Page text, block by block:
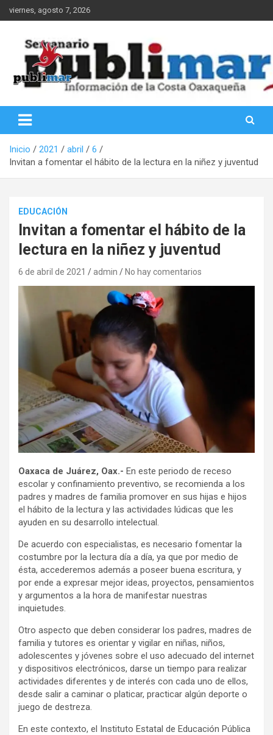
Saltar
al
viernes, agosto 7, 2026
PubliMar
Inicio 2021 abril
6
Invitan a fomentar el hábito de la lectura en la niñez y juventud
EDUCACIÓN
Invitan a fomentar el hábito de la
lectura en la niñez y juventud
6 de abril de 2021 admin No hay comentarios
Oaxaca de Juárez, Oax.- En este periodo de receso
escolar y confinamiento preventivo, se recomienda a los
padres y madres de familia promover en sus hijas e hijos
el hábito de la lectura y las actividades lúdicas que les
ayuden en su desarrollo intelectual.
De acuerdo con especialistas, es necesario fomentar la
costumbre por la lectura día a día, ya que por medio de
ésta, accederemos además a poseer buena escritura, y
por ende a expresar mejor ideas, proyectos, pensamientos
y argumentos a la hora de manifestar nuestras
inquietudes.
Otro aspecto que deben considerar los padres, madres de
familia y tutores es orientar y vigilar en niñas, niños,
adolescentes y jóvenes sobre el uso adecuado del internet
y dispositivos electrónicos, darse un tiempo para realizar
actividades diferentes y de interés con cada uno de ellos,
desde salir a caminar o platicar, practicar algún deporte o
juego de destreza.
En este contexto, el Instituto Estatal de Educación Pública